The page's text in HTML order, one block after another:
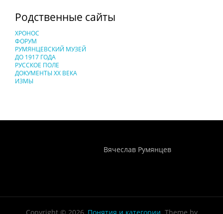
Родственные сайты
ХРОНОС
ФОРУМ
РУМЯНЦЕВСКИЙ МУЗЕЙ
ДО 1917 ГОДА
РУССКОЕ ПОЛЕ
ДОКУМЕНТЫ XX ВЕКА
ИЗМЫ
Вячеслав Румянцев
Copyright © 2026, Понятия и категории. Theme by